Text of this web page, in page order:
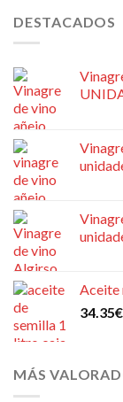
DESTACADOS
Aceite
34.35€
MÁS